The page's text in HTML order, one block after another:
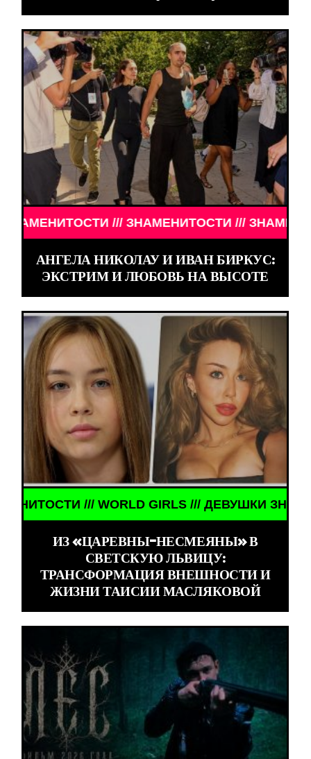
/// ЗНАМЕНИТОСТИ /// ЗНАМЕНИТОСТИ ///
АНГЕЛА НИКОЛАУ И ИВАН БИРКУС:
ЭКСТРИМ И ЛЮБОВЬ НА ВЫСОТЕ
GIRLS /// ДЕВУШКИ ЗНАМЕНИТОСТИ ///
ИЗ «ЦАРЕВНЫ-НЕСМЕЯНЫ» В
СВЕТСКУЮ ЛЬВИЦУ:
ТРАНСФОРМАЦИЯ ВНЕШНОСТИ И
ЖИЗНИ ТАИСИИ МАСЛЯКОВОЙ